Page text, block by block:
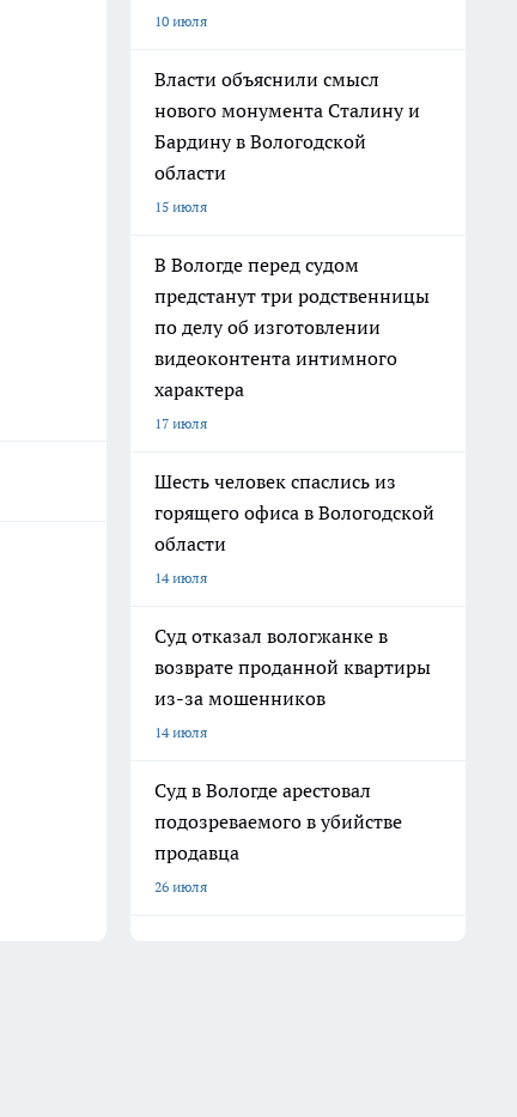
10 июля
Власти объяснили смысл
нового монумента Сталину и
Бардину в Вологодской
области
15 июля
В Вологде перед судом
предстанут три родственницы
по делу об изготовлении
видеоконтента интимного
характера
17 июля
Шесть человек спаслись из
горящего офиса в Вологодской
области
14 июля
Суд отказал вологжанке в
возврате проданной квартиры
из-за мошенников
14 июля
Суд в Вологде арестовал
подозреваемого в убийстве
продавца
26 июля